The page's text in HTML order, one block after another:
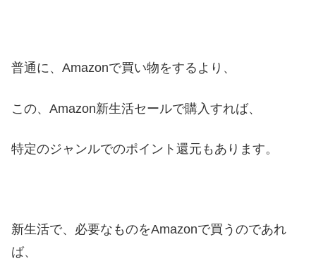
普通に、Amazonで買い物をするより、
この、Amazon新生活セールで購入すれば、
特定のジャンルでのポイント還元もあります。
新生活で、必要なものをAmazonで買うのであれ
ば、